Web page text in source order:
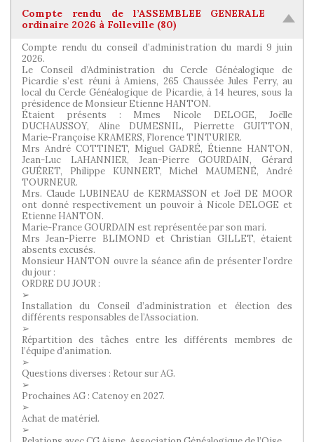
Compte rendu de l’ASSEMBLEE GENERALE
ordinaire 2026 à Folleville (80)
Compte rendu du conseil d’administration du mardi 9 juin
2026.
Le Conseil d’Administration du Cercle Généalogique de
Picardie s’est réuni à Amiens, 265 Chaussée Jules Ferry, au
local du Cercle Généalogique de Picardie, à 14 heures, sous la
présidence de Monsieur Etienne HANTON.
Étaient présents : Mmes Nicole DELOGE, Joëlle
DUCHAUSSOY, Aline DUMESNIL, Pierrette GUITTON,
Marie-Françoise KRAMERS, Florence TINTURIER.
Mrs André COTTINET, Miguel GADRÉ, Étienne HANTON,
Jean-Luc LAHANNIER, Jean-Pierre GOURDAIN, Gérard
GUÉRET, Philippe KUNNERT, Michel MAUMENÉ, André
TOURNEUR.
Mrs. Claude LUBINEAU de KERMASSON et Joël DE MOOR
ont donné respectivement un pouvoir à Nicole DELOGE et
Etienne HANTON.
Marie-France GOURDAIN est représentée par son mari.
Mrs Jean-Pierre BLIMOND et Christian GILLET, étaient
absents excusés.
Monsieur HANTON ouvre la séance afin de présenter l’ordre
du jour :
ORDRE DU JOUR :
➢
Installation du Conseil d’administration et élection des
différents responsables de l’Association.
➢
Répartition des tâches entre les différents membres de
l’équipe d’animation.
➢
Questions diverses : Retour sur AG.
➢
Prochaines AG : Catenoy en 2027.
➢
Achat de matériel.
➢